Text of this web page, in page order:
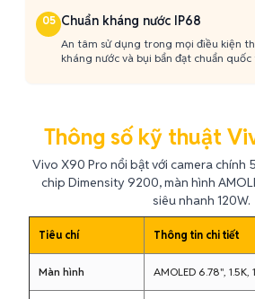
05 Chuẩn kháng nước IP68
An tâm sử dụng trong mọi điều kiện
kháng nước và bụi bẩn đạt chuẩn quốc
Thông số kỹ thuật
Vivo X90 Pro nổi bật với camera chính
chip Dimensity 9200, màn hình
siêu nhanh 120W.
Tiêu chí Thông tin chi tiết
Màn hình AMOLED 6.78", 1.5K,